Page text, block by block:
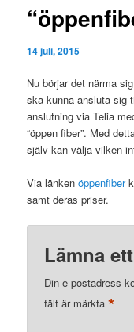
14 juli, 2015
Nu börjar det närma
ska kunna ansluta sig
anslutning via Telia
“öppen fiber”. Med
själv kan välja vilken
Via länkenöppenfiber
samt deras priser.
Lämna
Din e-postadress
fält är märkta*